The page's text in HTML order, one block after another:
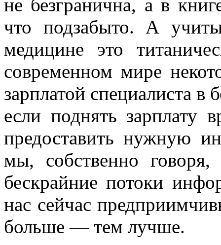
не безгранична, а в
что подзабыто. А
медицине это
современном мире
зарплатой специалиста в
если поднять зарплату
предоставить нужную
мы, собственно
бескрайние потоки
нас сейчас
больше — тем лучше.